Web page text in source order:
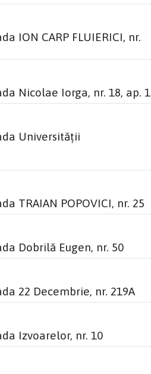
ION CARP FLUIERICI, nr.
Nicolae Iorga, nr. 18, ap. 1
Universității
TRAIAN POPOVICI, nr. 25
Dobrilă Eugen, nr. 50
22 Decembrie, nr. 219A
Izvoarelor, nr. 10